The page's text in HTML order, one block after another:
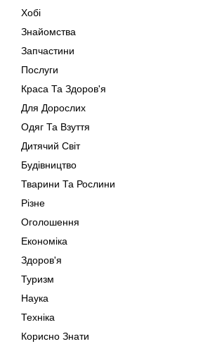
Хобі
Знайомства
Запчастини
Послуги
Краса Та Здоров'я
Для Дорослих
Одяг Та Взуття
Дитячий Світ
Будівництво
Тварини Та Рослини
Різне
Оголошення
Економіка
Здоров'я
Туризм
Наука
Техніка
Корисно Знати